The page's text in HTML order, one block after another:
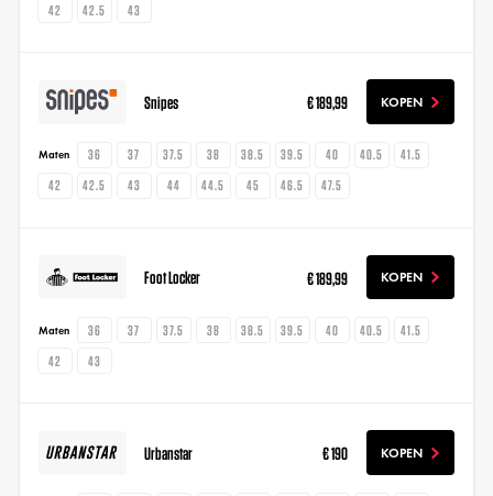
42
42.5 43
Snipes € 189,99 KOPEN
Maten 36 37 37.5 38 38.5 39.5 40 40.5
41.5
42
42.5 43 44 44.5 45 46.5 47.5
Foot Locker € 189,99 KOPEN
Maten 36 37 37.5 38 38.5 39.5 40 40.5
41.5
42
43
Urbanstar € 190 KOPEN